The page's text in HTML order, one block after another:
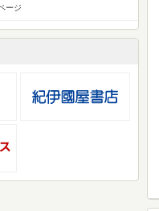
ージ